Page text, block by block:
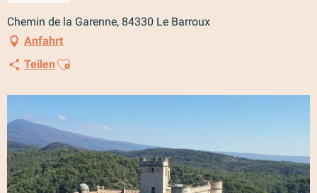
Chemin de la Garenne, 84330 Le Barroux
Anfahrt
Teilen Ajouter aux favoris